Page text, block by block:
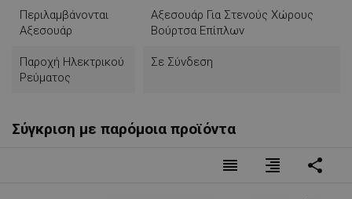
Περιλαμβάνονται
Αξεσουάρ
Αξεσουάρ Για Στενούς Χώρους
Βούρτσα Επίπλων
Παροχή Ηλεκτρικού
Ρεύματος
Σε Σύνδεση
Σύγκριση με παρόμοια προϊόντα
reorder format_align_right share